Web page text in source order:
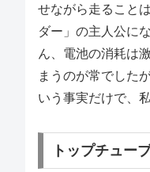
せながら走ること
ダー」の主人公に
ん、電池の消耗は
まうのが常でした
いう事実だけで、
トップチュー